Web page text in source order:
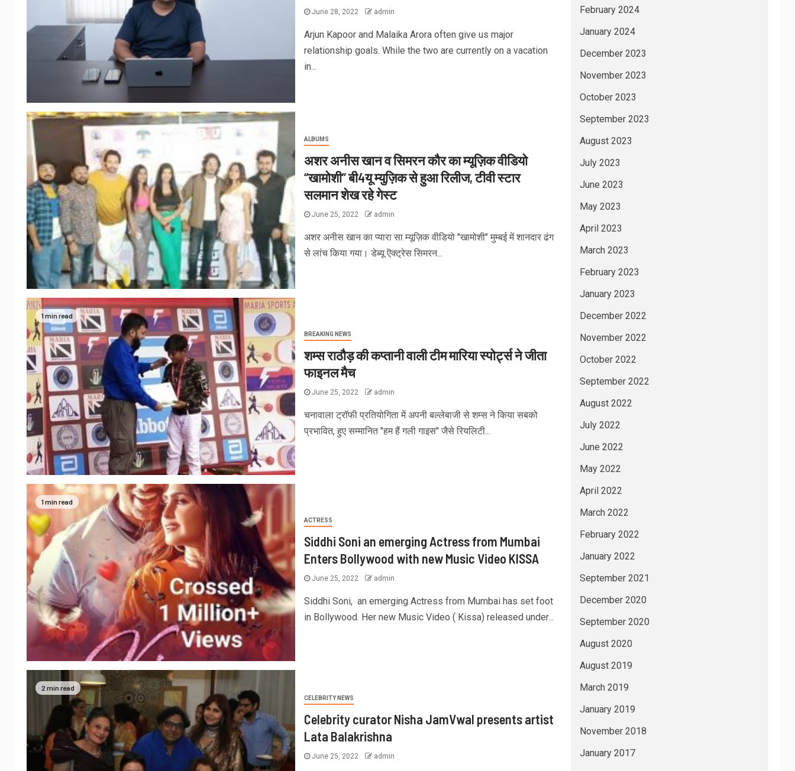
June 28, 2022 admin
Arjun Kapoor and Malaika Arora often give us major
relationship goals. While the two are currently on a vacation
in...
ALBUMS
अशर अनीस खान व सिमरन कौर का म्यूज़िक वीडियो
“खामोशी” बी4यू म्युज़िक से हुआ रिलीज, टीवी स्टार
सलमान शेख रहे गेस्ट
June 25, 2022 admin
अशर अनीस खान का प्यारा सा म्यूज़िक वीडियो "खामोशी" मुम्बई में शानदार ढंग
से लांच किया गया। डेब्यू ऎक्ट्रेस सिमरन...
1 min read
BREAKING NEWS
शम्स राठौड़ की कप्तानी वाली टीम मारिया स्पोर्ट्स ने जीता
फाइनल मैच
June 25, 2022 admin
चनावाला ट्रॉफी प्रतियोगिता में अपनी बल्लेबाजी से शम्स ने किया सबको
प्रभावित, हुए सम्मानित "हम हैं गली गाइस" जैसे रियलिटी...
1 min read
ACTRESS
Siddhi Soni an emerging Actress from Mumbai
Enters Bollywood with new Music Video KISSA
June 25, 2022 admin
Siddhi Soni, an emerging Actress from Mumbai has set foot
in Bollywood. Her new Music Video ( Kissa) released under...
2 min read
CELEBRITY NEWS
Celebrity curator Nisha JamVwal presents artist
Lata Balakrishna
June 25, 2022 admin
February 2024
January 2024
December 2023
November 2023
October 2023
September 2023
August 2023
July 2023
June 2023
May 2023
April 2023
March 2023
February 2023
January 2023
December 2022
November 2022
October 2022
September 2022
August 2022
July 2022
June 2022
May 2022
April 2022
March 2022
February 2022
January 2022
September 2021
December 2020
September 2020
August 2020
August 2019
March 2019
January 2019
November 2018
January 2017